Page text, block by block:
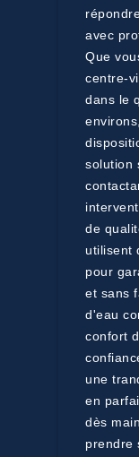
avec
Que
centre-
dans le
solution
de
utilisent
pour
et sans
d'eau
confort
une
en
dès
prendre